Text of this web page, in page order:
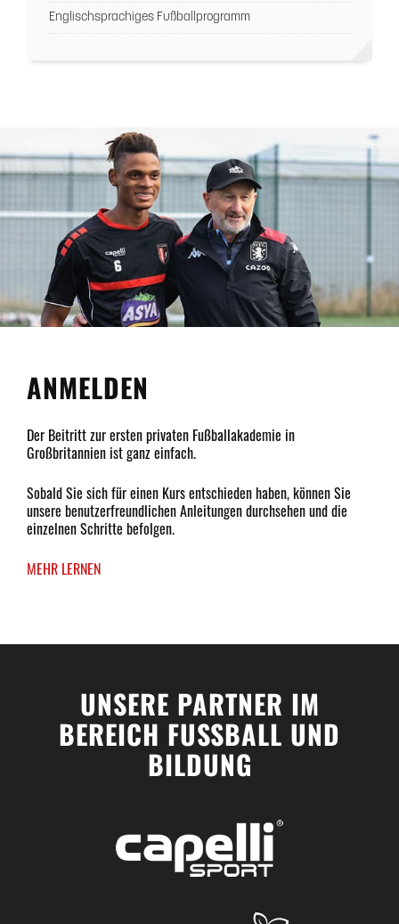
Englischsprachiges Fußballprogramm
ANMELDEN
Der Beitritt zur ersten privaten Fußballakademie in
Großbritannien ist ganz einfach.
Sobald Sie sich für einen Kurs entschieden haben, können Sie
unsere benutzerfreundlichen Anleitungen durchsehen und die
einzelnen Schritte befolgen.
MEHR LERNEN
UNSERE PARTNER IM
BEREICH FUSSBALL UND
BILDUNG